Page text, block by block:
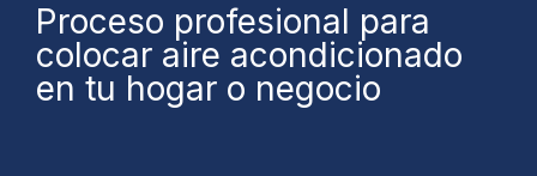
Proceso profesional para
colocar aire acondicionado
en tu hogar o negocio